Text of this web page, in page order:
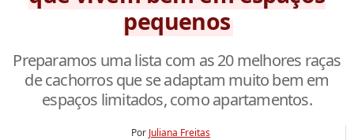
pequenos
Preparamos uma lista com as 20 melhores raças
de cachorros que se adaptam muito bem em
espaços limitados, como apartamentos.
Por Juliana Freitas